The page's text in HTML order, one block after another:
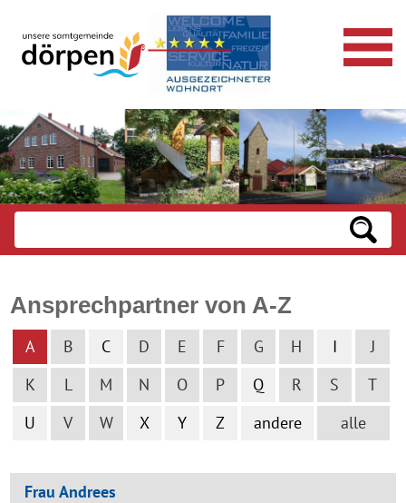
Ansprechpartner von A-Z
alle
A B C D E F G H I
J
K
L M N O P Q R S
T
U
V W X Y Z andere
Frau Andrees